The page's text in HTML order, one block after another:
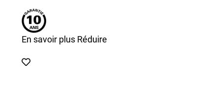
En savoir plus Réduire